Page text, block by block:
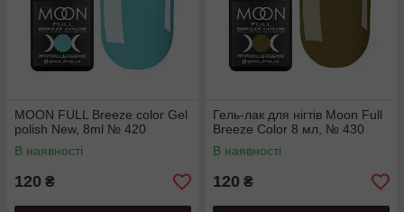
MOON FULL Breeze color Gel
polish New, 8ml № 420
В наявності
120 ₴
Гель-лак для нігтів Moon Full
Breeze Color 8 мл, № 430
В наявності
120 ₴